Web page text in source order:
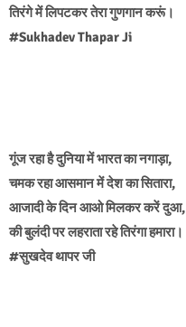
तिरंगे में लिपटकर तेरा गुणगान करूं।
#Sukhadev Thapar Ji
गूंज रहा है दुनिया में भारत का नगाड़ा,
चमक रहा आसमान में देश का सितारा,
आजादी के दिन आओ मिलकर करें दुआ,
की बुलंदी पर लहराता रहे तिरंगा हमारा।
#सुखदेव थापर जी